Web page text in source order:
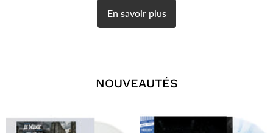
En savoir plus
NOUVEAUTÉS